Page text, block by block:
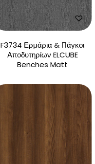
F3734 Ερμάρια & Πάγκοι
Αποδυτηρίων ELCUBE
Benches Matt